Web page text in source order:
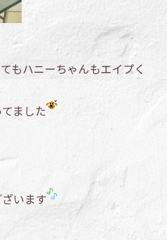
もハニーちゃんもエイプく
ました
います